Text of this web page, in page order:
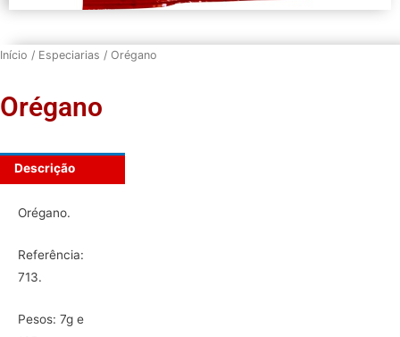
Início / Especiarias / Orégano
Orégano
Descrição
Orégano.
Referência:
713.
Pesos: 7g e